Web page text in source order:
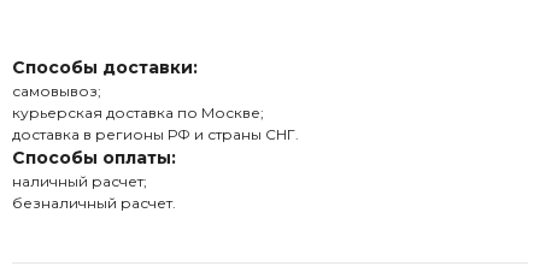
Способы доставки:
самовывоз;
курьерская доставка по Москве;
доставка в регионы РФ и страны СНГ.
Способы оплаты:
наличный расчет;
безналичный расчет.